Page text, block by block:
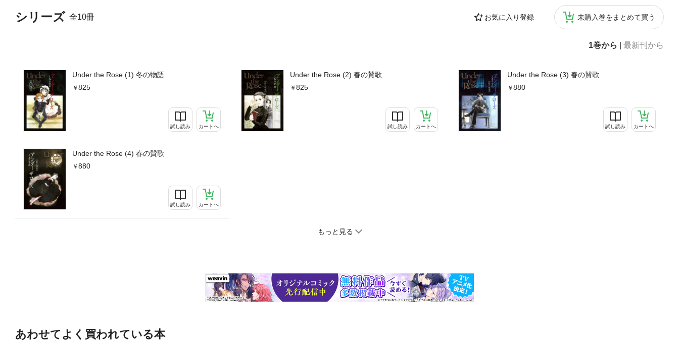
シリーズ 全10冊 お気に入り登録 未購入巻をまとめて買う
1巻から 最新刊から
Under the Rose (1) 冬の物語
825
試し読み カートへ
Under the Rose (2) 春の賛歌
825
試し読み カートへ
Under the Rose (3) 春の賛歌
880
試し読み カートへ
Under the Rose (4) 春の賛歌
880
試し読み カートへ
もっと見る
あわせてよく買われている本